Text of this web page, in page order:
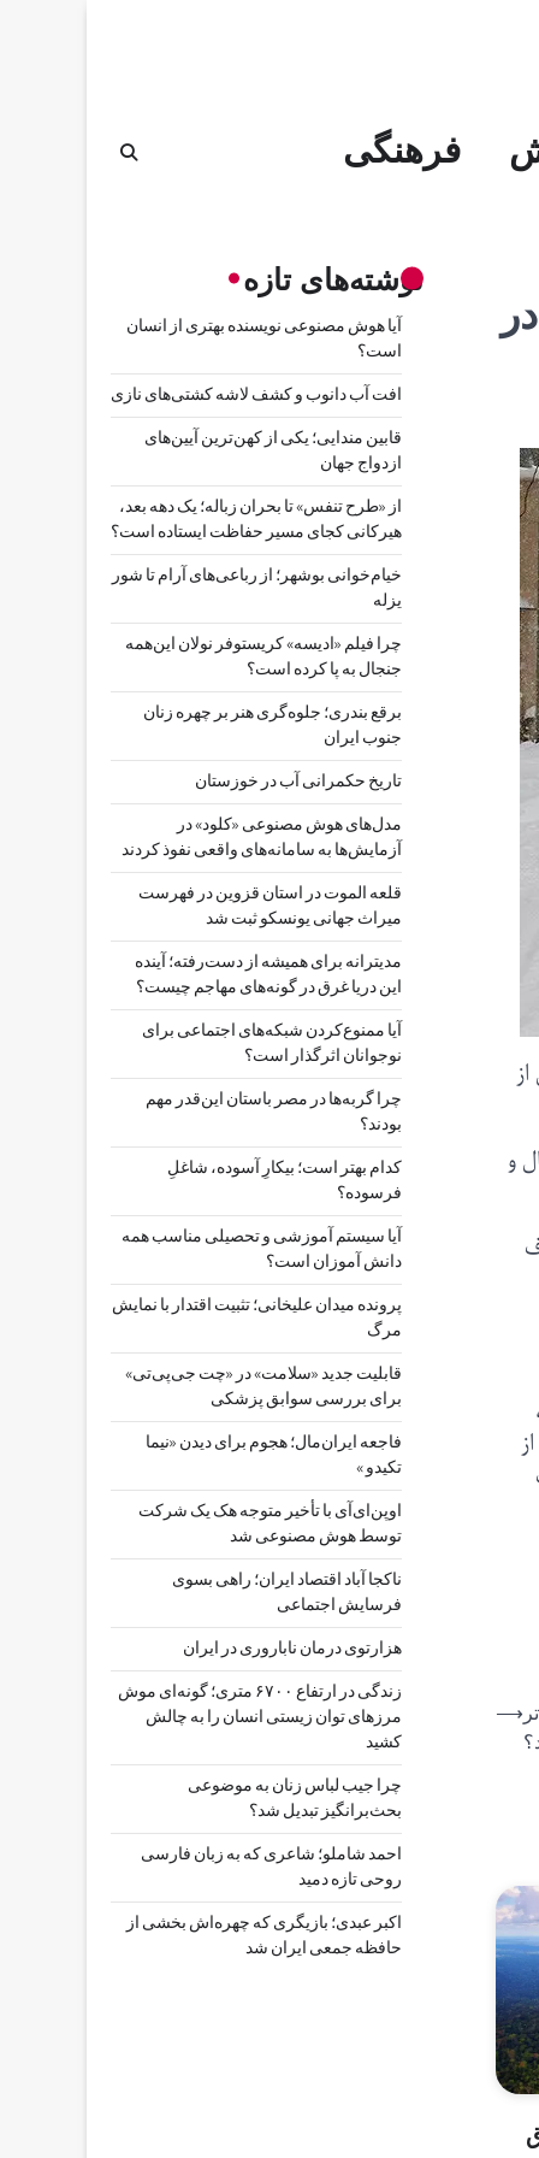
فرهنگی
و
⟶
نوشته‌های تازه
آیا هوش مصنوعی نویسنده بهتری از انسان
است؟
افت آب دانوب و کشف لاشه کشتی‌های نازی
قابین مندایی؛ یکی از کهن‌ترین آیین‌های
ازدواج جهان
از «طرح تنفس» تا بحران زباله؛ یک دهه بعد،
هیرکانی کجای مسیر حفاظت ایستاده است؟
خیام‌خوانی بوشهر؛ از رباعی‌های آرام تا شور
یزله
چرا فیلم «ادیسه» کریستوفر نولان این‌همه
جنجال به پا کرده است؟
برقع بندری؛ جلوه‌گری هنر بر چهره زنان
جنوب ایران
تاریخ حکمرانی آب در خوزستان
مدل‌های هوش مصنوعی «کلود» در
آزمایش‌ها به سامانه‌های واقعی نفوذ کردند
قلعه الموت در استان قزوین در فهرست
میراث جهانی یونسکو ثبت شد
مدیترانه برای همیشه از دست‌رفته؛ آینده
این دریا غرق در گونه‌های مهاجم چیست؟
آیا ممنوع‌کردن شبکه‌های اجتماعی برای
نوجوانان اثرگذار است؟
چرا گربه‌ها در مصر باستان این‌قدر مهم
بودند؟
کدام بهتر است؛ بیکارِ آسوده، شاغلِ
فرسوده؟
آیا سیستم آموزشی و تحصیلی مناسب همه
دانش آموزان است؟
پرونده میدان علیخانی؛ تثبیت اقتدار با نمایش
مرگ
قابلیت جدید «سلامت» در «چت ‌جی‌پی‌تی»
برای بررسی سوابق پزشکی
فاجعه ایران‌مال؛ هجوم برای دیدن «نیما
تکیدو »
اوپن‌ای‌آی با تأخیر متوجه هک یک شرکت
توسط هوش مصنوعی شد
ناکجا آباد اقتصاد ایران؛ راهی بسوی
فرسایش اجتماعی
هزارتوی درمان ناباروری در ایران
زندگی در ارتفاع ۶۷۰۰ متری؛ گونه‌ای موش
مرزهای توان زیستی انسان را به چالش
کشید
چرا جیب‌ لباس زنان به موضوعی
بحث‌برانگیز تبدیل شد؟
احمد شاملو؛ شاعری که به زبان فارسی
روحی تازه دمید
اکبر عبدی؛ بازیگری که چهره‌اش بخشی از
حافظه جمعی ایران شد